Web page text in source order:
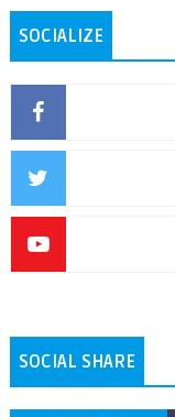
SOCIALIZE
SOCIAL SHARE